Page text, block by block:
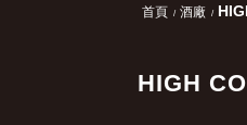
首頁 酒廠
HIGH